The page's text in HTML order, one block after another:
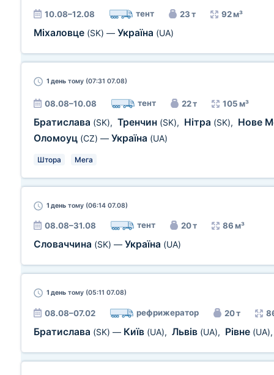
10.08–12.08 тент 23 т 92 м³
Міхаловце (SK) — Україна (UA)
1 день тому (07:31 07.08)
08.08–10.08 тент 22 т 105 м³
Братислава (SK), Тренчин (SK), Нітра (SK), Нове
Оломоуц (CZ) — Україна (UA)
Штора Мега
1 день тому (06:14 07.08)
08.08–31.08 тент 20 т 86 м³
Словаччина (SK) — Україна (UA)
1 день тому (05:11 07.08)
08.08–07.02 рефрижератор 20 т
Братислава (SK) — Київ (UA), Львів (UA), Рівне (UA)